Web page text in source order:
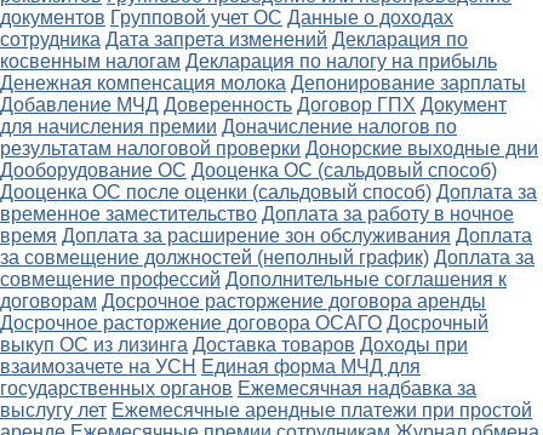
документов Групповой учет ОС Данные о доходах
сотрудника Дата запрета изменений Декларация по
косвенным налогам Декларация по налогу на прибыль
Денежная компенсация молока Депонирование зарплаты
Добавление МЧД Доверенность Договор ГПХ Документ
для начисления премии Доначисление налогов по
результатам налоговой проверки Донорские выходные дни
Дооборудование ОС Дооценка ОС (сальдовый способ)
Дооценка ОС после оценки (сальдовый способ) Доплата за
временное заместительство Доплата за работу в ночное
время Доплата за расширение зон обслуживания Доплата
за совмещение должностей (неполный график) Доплата за
совмещение профессий Дополнительные соглашения к
договорам Досрочное расторжение договора аренды
Досрочное расторжение договора ОСАГО Досрочный
выкуп ОС из лизинга Доставка товаров Доходы при
взаимозачете на УСН Единая форма МЧД для
государственных органов Ежемесячная надбавка за
выслугу лет Ежемесячные арендные платежи при простой